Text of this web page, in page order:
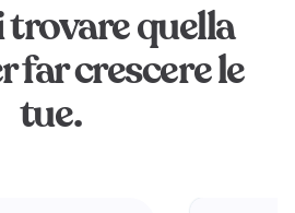
trovare quella
far crescere le
tue.